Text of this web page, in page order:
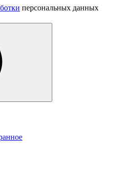
персональных данных